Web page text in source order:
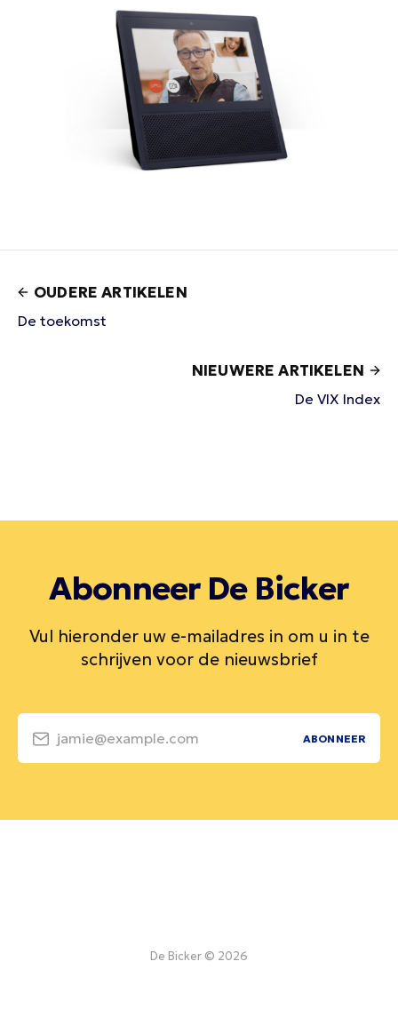
OUDERE ARTIKELEN
De toekomst
NIEUWERE ARTIKELEN
De VIX Index
Abonneer De Bicker
Vul hieronder uw e-mailadres in om u in te
schrijven voor de nieuwsbrief
jamie@example.com ABONNEER
De Bicker © 2026